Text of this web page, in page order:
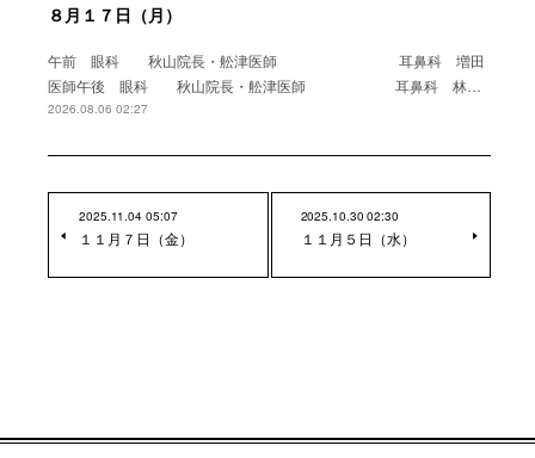
８月１７日（月）
午前 眼科 秋山院長・舩津医師 耳鼻科 増田
医師午後 眼科 秋山院長・舩津医師 耳鼻科 林…
2026.08.06 02:27
2025.11.04 05:07
１１月７日（金）
2025.10.30 02:30
１１月５日（水）